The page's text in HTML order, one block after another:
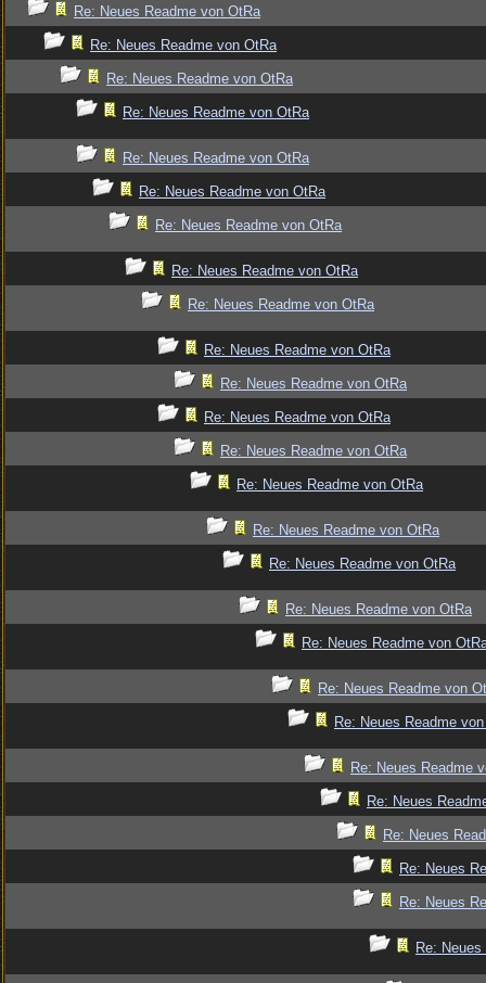
Re: Neues Readme von OtRa
Re: Neues Readme von OtRa
Re: Neues Readme von OtRa
Re: Neues Readme von OtRa
Re: Neues Readme von OtRa
Re: Neues Readme von OtRa
Re: Neues Readme von OtRa
Re: Neues Readme von OtRa
Re: Neues Readme von OtRa
Re: Neues Readme von OtRa
Re: Neues Readme von OtRa
Re: Neues Readme von OtRa
Re: Neues Readme von OtRa
Re: Neues Readme von OtRa
Re: Neues Readme von OtRa
Re: Neues Readme von OtRa
Re: Neues Readme von OtRa
Re: Neues Readme von
Re: Neues Readme von
Re: Neues Readme
Re: Neues Readme
Re: Neues
Re: Neues
Re: Neues
Re: Neues
Re: